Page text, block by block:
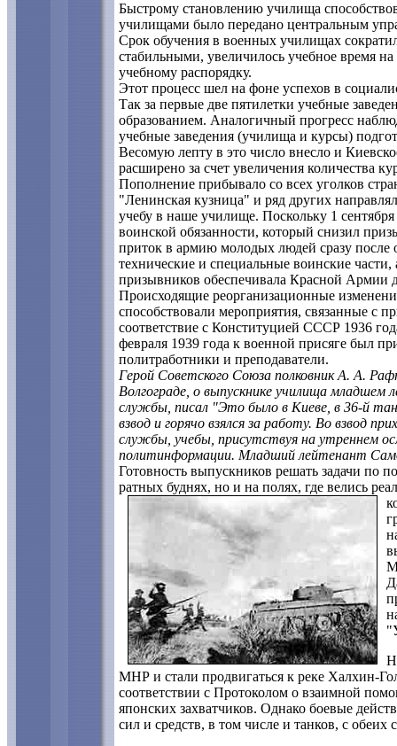
Быстрому становлению училища
училищами было передано центральным
Срок обучения в военных училищах
стабильными, увеличилось учебное время
учебному распорядку.
Этот процесс шел на фоне успехов в
Так за первые две пятилетки учебные
образованием. Аналогичный прогресс
учебные заведения (училища и курсы)
Весомую лепту в это число внесло и
расширено за счет увеличения количества
Пополнение прибывало со всех уголков
"Ленинская кузница" и ряд других
учебу в наше училище. Поскольку 1
воинской обязанности, который снизил
приток в армию молодых людей сразу после
технические и специальные воинские
призывников обеспечивала Красной Армии
Происходящие реорганизационные
способствовали мероприятия, связанные с
соответствие с Конституцией СССР 1936
февраля 1939 года к военной присяге был
политработники и преподаватели.
Герой Советского Союза полковник А. А.
Волгограде, о выпускнике училища
службы, писал "Это было в Киеве, в 36-й
взвод и горячо взялся за работу. Во взвод
службы, учебы, присутствуя на утреннем
политинформации. Младший лейтенант
Готовность выпускников решать задачи по
ратных буднях, но и на полях, где велись
МНР и стали продвигаться к реке Халхин-
соответствии с Протоколом о взаимной
японских захватчиков. Однако боевые
сил и средств, в том числе и танков, с обеих